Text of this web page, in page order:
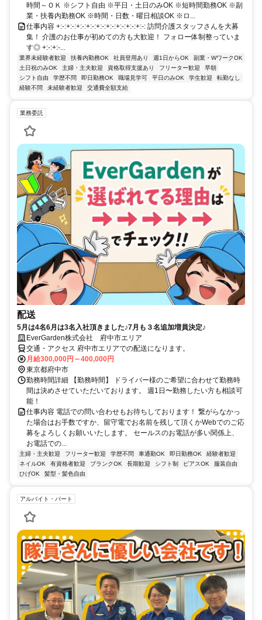
時間～ＯＫ ※シフト自由 ※平日・土日のみOK ※短時間勤務OK ※副
業・扶養内勤務OK ※時間・日数・曜日相談OK ※ロ...
仕事内容 +:-:+:-:+:-:+:-:+:-:+:-:+:-:+:-:+:-: 訪問介護スタッフさんを大募
集！ 介護のお仕事が初めての方も大歓迎！ フォロー体制整っていま
す◎ +:-:+:-...
業界未経験者歓迎 扶養内勤務OK 社員登用あり 週1日からOK
副業・WワークOK
土日祝のみOK
主婦・主夫歓迎 資格取得支援あり フリーター歓迎
早朝
シフト自由
学歴不問 即日勤務OK 職場見学可 平日のみOK 学生歓迎
転勤なし
経験不問
未経験者歓迎 交通費全額支給
業務委託
配送
5月は4名6月は3名入社頂きました♪7月も３名追加増員決定♪
EverGarden株式会社 府中市エリア
交通・アクセス 府中市エリアでの配送になります。
月給300,000円～400,000円
東京都府中市
勤務時間詳細 【勤務時間】 ドライバー様のご希望に合わせて勤務時
間は決めさせていただいております。 週1日〜勤務したい方も相談可
能！
仕事内容 電話での問い合わせもお待ちしております！ 繋がらなかっ
た場合はお手数ですか、留守電でお名前を残して頂くかWebでのご応
募をよろしくお願いいたします。 セールスのお電話が多い関係上、
お電話での...
主婦・主夫歓迎 フリーター歓迎 学歴不問 車通勤OK 即日勤務OK
経験者歓迎
ネイルOK
有資格者歓迎 ブランクOK 長期歓迎 シフト制 ピアスOK
服装自由
ひげOK
髪型・髪色自由
アルバイト・パート